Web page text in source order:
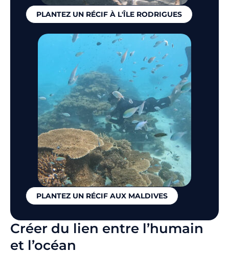
PLANTEZ UN RÉCIF À L'ÎLE RODRIGUES
PLANTEZ UN RÉCIF AUX MALDIVES
Créer du lien entre l’humain
et l’océan